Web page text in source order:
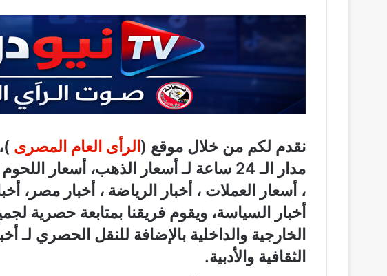
نقدم لكم من خلال موقع ( الرأى العام المصرى
مدار الـ 24 ساعة لـ أسعار الذهب، أسعار
، أسعار العملات ، أخبار الرياضة ، أخبار مصر،
أخبار السياسة، ويقوم فريقنا بمتابعة حصرية
الخارجية والداخلية بالإضافة للنقل الحصري لـ
الثقافية والأدبية.